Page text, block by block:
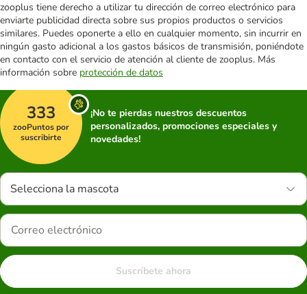
zooplus tiene derecho a utilizar tu dirección de correo electrónico para
enviarte publicidad directa sobre sus propios productos o servicios
similares. Puedes oponerte a ello en cualquier momento, sin incurrir en
ningún gasto adicional a los gastos básicos de transmisión, poniéndote
en contacto con el servicio de atención al cliente de zooplus. Más
información sobre protección de datos
333
zooPuntos por
suscribirte
¡No te pierdas nuestros descuentos
personalizados, promociones especiales y
novedades!
Selecciona la mascota
Suscríbete ahora